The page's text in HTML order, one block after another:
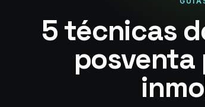
5 técnicas
posventa